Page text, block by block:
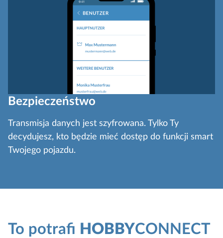
Bezpieczeństwo
Transmisja danych jest szyfrowana. Tylko Ty
decydujesz, kto będzie mieć dostęp do funkcji smart
Twojego pojazdu.
To potrafi HOBBYCONNECT